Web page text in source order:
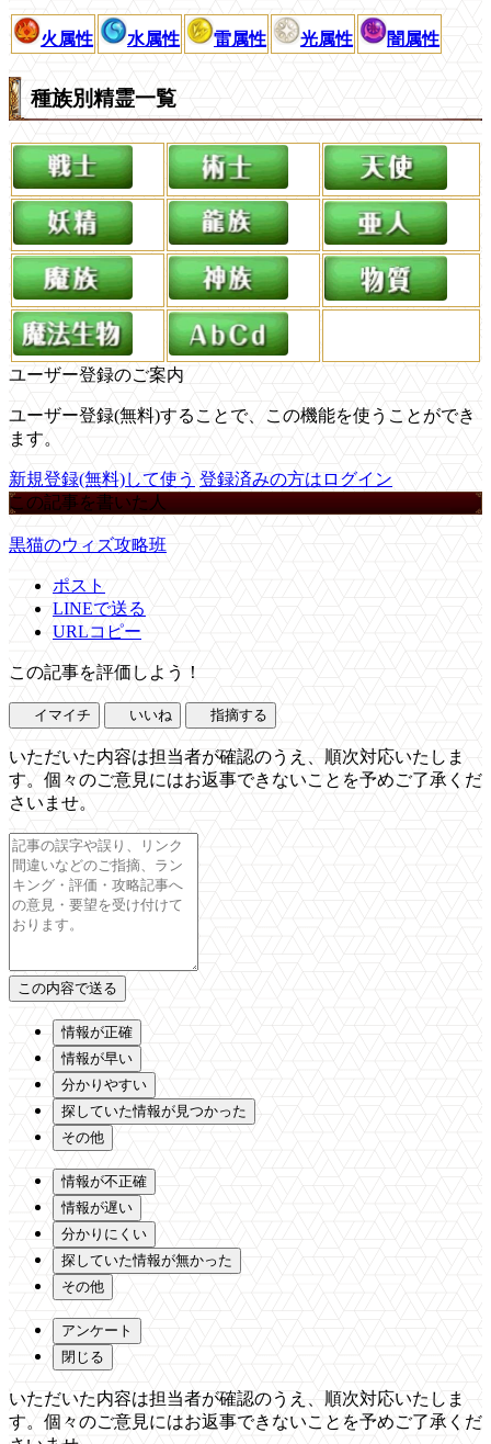
火属性 水属性 雷属性 光属性 闇属性
種族別精霊一覧
ユーザー登録のご案内
ユーザー登録(無料)することで、この機能を使うことができ
ます。
新規登録(無料)して使う 登録済みの方はログイン
この記事を書いた人
黒猫のウィズ攻略班
ポスト
LINEで送る
URLコピー
この記事を評価しよう！
イマイチ いいね 指摘する
いただいた内容は担当者が確認のうえ、順次対応いたしま
す。個々のご意見にはお返事できないことを予めご了承くだ
さいませ。
情報が正確
情報が早い
分かりやすい
探していた情報が見つかった
その他
情報が不正確
情報が遅い
分かりにくい
探していた情報が無かった
その他
アンケート
閉じる
いただいた内容は担当者が確認のうえ、順次対応いたしま
す。個々のご意見にはお返事できないことを予めご了承くだ